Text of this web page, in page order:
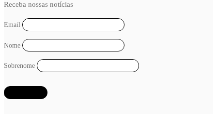
Receba nossas notícias
Email
Nome
Sobrenome